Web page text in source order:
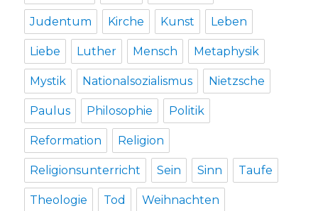
Judentum Kirche Kunst Leben
Liebe Luther Mensch Metaphysik
Mystik Nationalsozialismus Nietzsche
Paulus Philosophie Politik
Reformation Religion
Religionsunterricht Sein Sinn Taufe
Theologie Tod Weihnachten